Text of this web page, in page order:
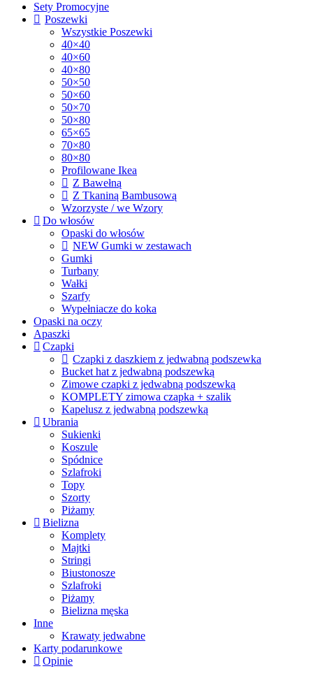
Sety Promocyjne
Poszewki
Wszystkie Poszewki
40×40
40×60
40×80
50×50
50×60
50×70
50×80
65×65
70×80
80×80
Profilowane Ikea
Z Bawełną
Z Tkaniną Bambusową
Wzorzyste / we Wzory
Do włosów
Opaski do włosów
NEW Gumki w zestawach
Gumki
Turbany
Wałki
Szarfy
Wypełniacze do koka
Opaski na oczy
Apaszki
Czapki
Czapki z daszkiem z jedwabną podszewka
Bucket hat z jedwabną podszewką
Zimowe czapki z jedwabną podszewką
KOMPLETY zimowa czapka + szalik
Kapelusz z jedwabną podszewką
Ubrania
Sukienki
Koszule
Spódnice
Szlafroki
Topy
Szorty
Piżamy
Bielizna
Komplety
Majtki
Stringi
Biustonosze
Szlafroki
Piżamy
Bielizna męska
Inne
Krawaty jedwabne
Karty podarunkowe
Opinie